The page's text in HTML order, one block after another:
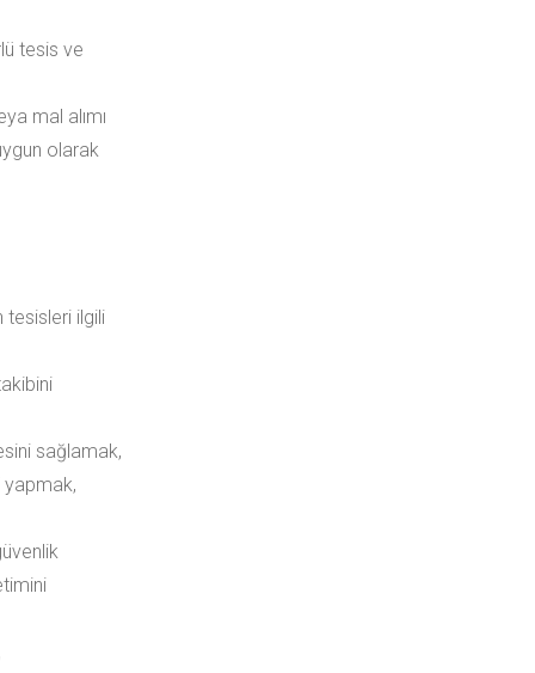
tesis ve
mal alımı
olarak
tesisleri ilgili
sağlamak,
yapmak,